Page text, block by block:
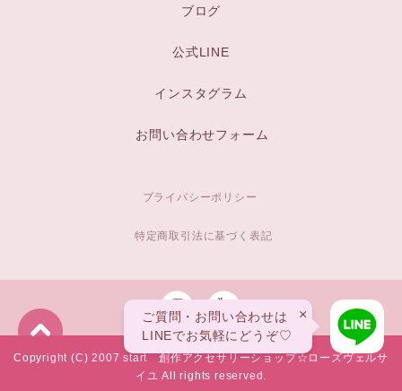
ブログ
公式LINE
インスタグラム
お問い合わせフォーム
プライバシーポリシー
特定商取引法に基づく表記
Copyright (C) 2007 start 創作アクセサリーショップ☆ローズヴェルサ
イユ All rights reserved.
ご質問・お問い合わせは
LINEでお気軽にどうぞ♡
×